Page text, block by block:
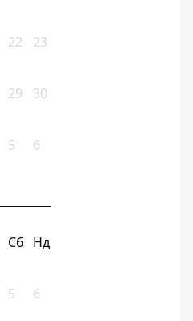
22 23
29 30
5 6
Сб Нд
5 6